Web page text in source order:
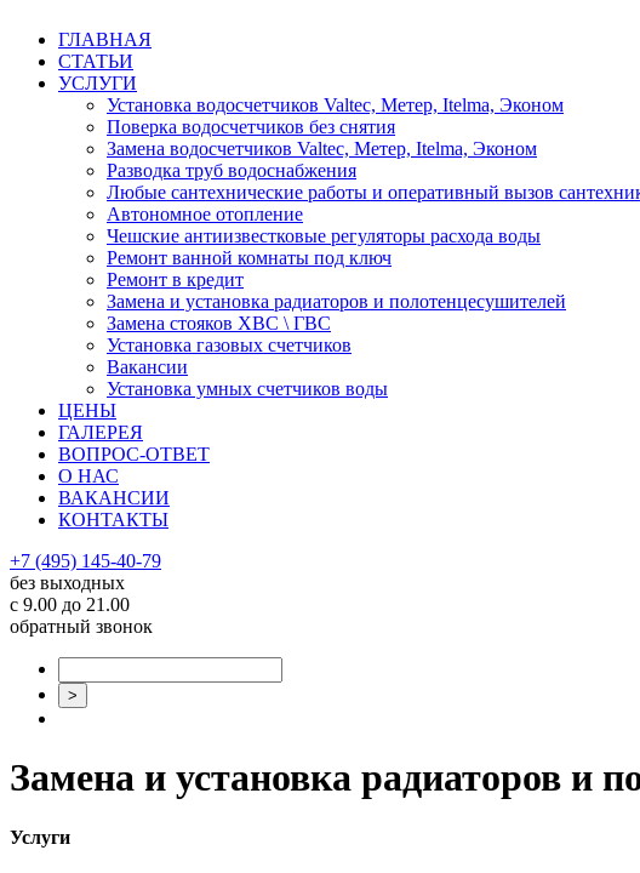
ГЛАВНАЯ
СТАТЬИ
УСЛУГИ
Установка водосчетчиков Valtec, Метер, Itelma, Эконом
Поверка водосчетчиков без снятия
Замена водосчетчиков Valtec, Метер, Itelma, Эконом
Разводка труб водоснабжения
Любые сантехнические работы и оперативный вызов
Автономное отопление
Чешские антиизвестковые регуляторы расхода воды
Ремонт ванной комнаты под ключ
Ремонт в кредит
Замена и установка радиаторов и полотенцесушителей
Замена стояков ХВС \ ГВС
Установка газовых счетчиков
Вакансии
Установка умных счетчиков воды
ЦЕНЫ
ГАЛЕРЕЯ
ВОПРОС-ОТВЕТ
О НАС
ВАКАНСИИ
КОНТАКТЫ
+7 (495) 145-40-79
без выходных
с 9.00 до 21.00
обратный звонок
Замена и установка радиаторов и
Услуги